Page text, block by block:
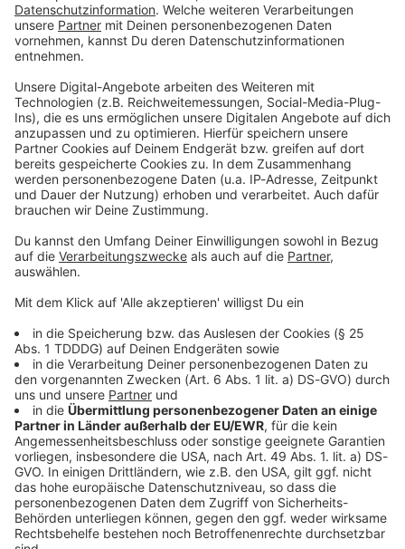
Keep on rocking!
Verpass' nichts mehr mit unserem kostenlosen ROCK
ANTENNE Rock-Newsletter. Ob Musiknews,
Interviews, Quizspaß oder unsere neuesten Aktionen -
wir informieren dich.
Zum Newsletter anmelden